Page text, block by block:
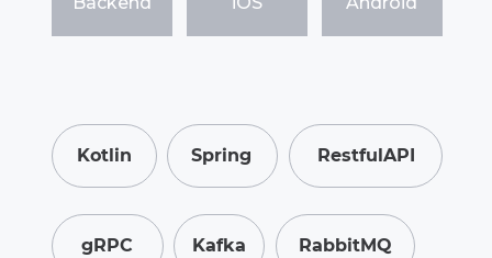
Kotlin RestfulAPI
gRPC
Spring
Kafka RabbitMQ